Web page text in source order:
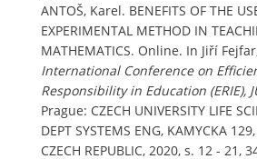
ANTOŠ, Karel. BENEFITS OF THE
EXPERIMENTAL METHOD IN
MATHEMATICS. Online. In Jiří
International Conference on
Responsibility in Education (ERIE),
Prague: CZECH UNIVERSITY LIFE
DEPT SYSTEMS ENG, KAMYCKA
CZECH REPUBLIC, 2020, s. 12 - 21,